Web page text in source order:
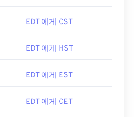
EDT 에게 CST
EDT 에게 HST
EDT 에게 EST
EDT 에게 CET